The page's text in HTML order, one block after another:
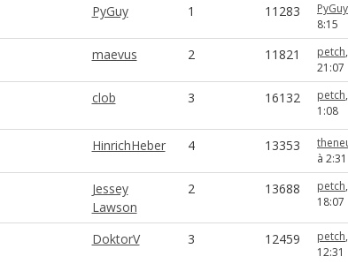
PyGuy 1 11283 PyGuy
8:15
maevus 2 11821 petch
21:07
clob 3 16132 petch
1:08
HinrichHeber 4 13353
à 2:31
Jessey
Lawson
2 13688 petch
18:07
DoktorV 3 12459 petch
12:31